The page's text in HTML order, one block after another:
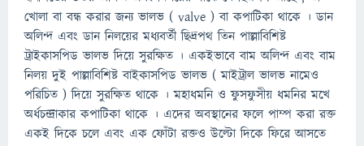
খােলা বা বন্ধ করার জন্য ভালভ ( valve ) বা কপাটিকা থাকে । ডান
অলিন্দ এবং ডান নিলয়ের মধ্যবর্তী ছিদ্রপথ তিন পাল্লাবিশিষ্ট
ট্রাইকাসপিড ভালভ দিয়ে সুরক্ষিত । একইভাবে বাম অলিন্দ এবং বাম
নিলয় দুই পাল্লাবিশিষ্ট বাইকাসপিড ভালভ ( মাইট্রাল ভালভ নামেও
পরিচিত ) দিয়ে সুরক্ষিত থাকে । মহাধমনি ও ফুসফুসীয় ধমনির মখে
অর্ধচন্দ্রাকার কপাটিকা থাকে । এদের অবস্থানের ফলে পাম্প করা রক্ত
একই দিকে চলে এবং এক ফোঁটা রক্তও উল্টো দিকে ফিরে আসতে